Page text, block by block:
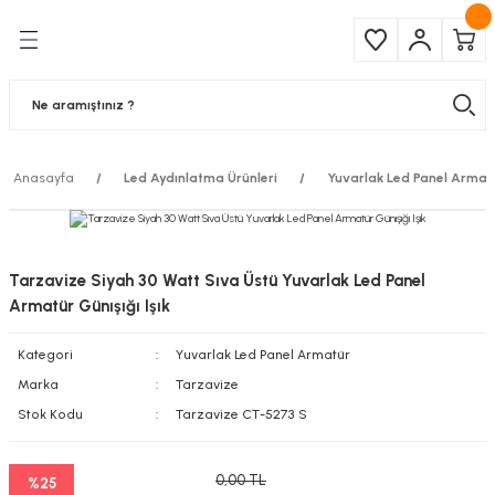
Anasayfa Led Aydınlatma Ürünleri Yuvarlak Led Panel
Tarzavize Siyah 30 Watt Sıva Üstü Yuvarlak Led Panel
Armatür Günışığı Işık
Kategori
Yuvarlak Led Panel Armatür
Marka
Tarzavize
Stok Kodu
Tarzavize CT-5273 S
%25
0,00 TL